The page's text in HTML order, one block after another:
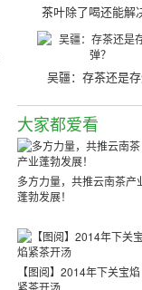
茶叶除了喝还能解
活中的不少问题
吴疆：存茶还是
大家都爱看
多方力量，共推云南茶产
蓬勃发展！
【图阅】2014年下关宝焰